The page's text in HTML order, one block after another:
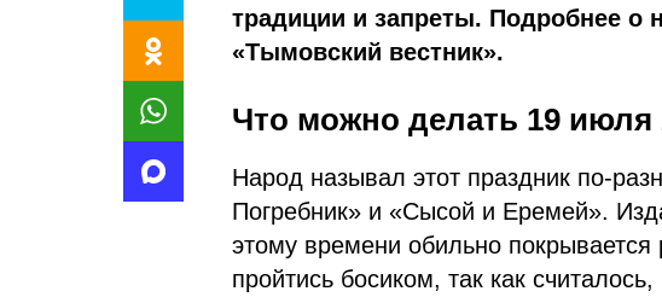
традиции и запреты. Подробнее о
«Тымовский вестник».
Что можно делать 19 июля
Народ называл этот праздник по-
Погребник» и «Сысой и Еремей».
этому времени обильно покрывается
пройтись босиком, так как